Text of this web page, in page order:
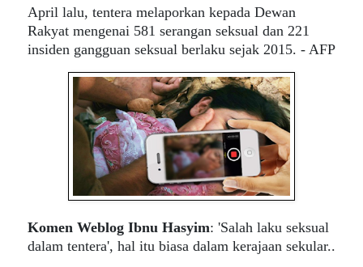
April lalu, tentera melaporkan kepada Dewan
Rakyat mengenai 581 serangan seksual dan 221
insiden gangguan seksual berlaku sejak 2015. - AFP
Komen Weblog Ibnu Hasyim: 'Salah laku seksual
dalam tentera', hal itu biasa dalam kerajaan sekular..